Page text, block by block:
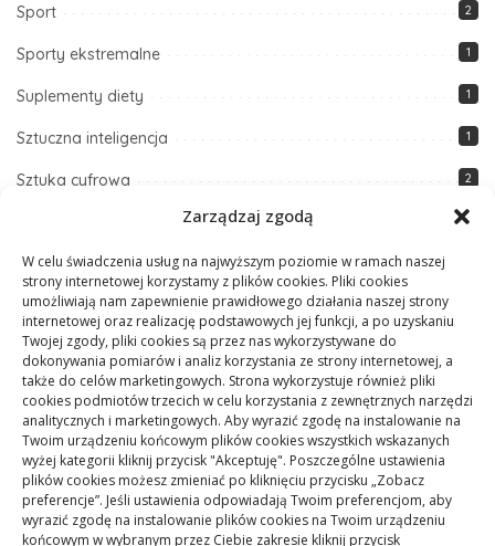
Zarządzaj zgodą
W celu świadczenia usług na najwyższym poziomie w ramach naszej
strony internetowej korzystamy z plików cookies. Pliki cookies
umożliwiają nam zapewnienie prawidłowego działania naszej strony
internetowej oraz realizację podstawowych jej funkcji, a po uzyskaniu
Twojej zgody, pliki cookies są przez nas wykorzystywane do
dokonywania pomiarów i analiz korzystania ze strony internetowej, a
także do celów marketingowych. Strona wykorzystuje również pliki
cookies podmiotów trzecich w celu korzystania z zewnętrznych narzędzi
analitycznych i marketingowych. Aby wyrazić zgodę na instalowanie na
Twoim urządzeniu końcowym plików cookies wszystkich wskazanych
wyżej kategorii kliknij przycisk "Akceptuję". Poszczególne ustawienia
plików cookies możesz zmieniać po kliknięciu przycisku „Zobacz
preferencje”. Jeśli ustawienia odpowiadają Twoim preferencjom, aby
wyrazić zgodę na instalowanie plików cookies na Twoim urządzeniu
końcowym w wybranym przez Ciebie zakresie kliknij przycisk
Sport 2
Sporty ekstremalne 1
Suplementy diety 1
Sztuczna inteligencja 1
Sztuka cyfrowa 2
1
Szybkie przepisy
Techniki DIY i majsterkowanie
Technologia
Zdrowe odżywianie
Zdrowie i fitness
Zmiany klimatyczne